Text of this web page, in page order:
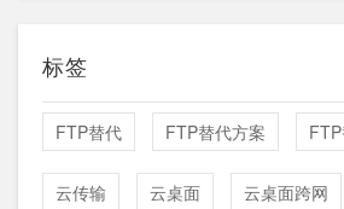
标签
FTP替代 FTP替代方案
云传输 云桌面 云桌面跨网